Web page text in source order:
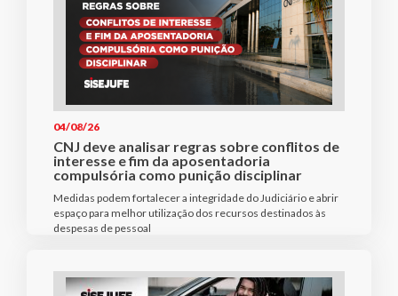
04/08/26
CNJ deve analisar regras sobre conflitos de
interesse e fim da aposentadoria
compulsória como punição disciplinar
Medidas podem fortalecer a integridade do Judiciário e abrir
espaço para melhor utilização dos recursos destinados às
despesas de pessoal